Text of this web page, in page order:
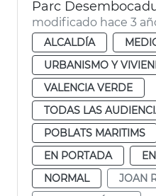
modificado hace 3
ALCALDÍA
URBANISMO Y
VALENCIA VERDE
TODAS LAS
POBLATS MARITIMS
EN PORTADA
NORMAL
JOAN